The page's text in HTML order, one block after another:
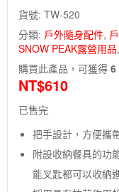
貨號: TW-520
分類: 戶外隨身配件,
SNOW PEAK露營用品,
購買此產品，可獲得 6
NT$610
已售完
把手設計，方便攜
附設收納餐具的功
能叉匙都可以收納